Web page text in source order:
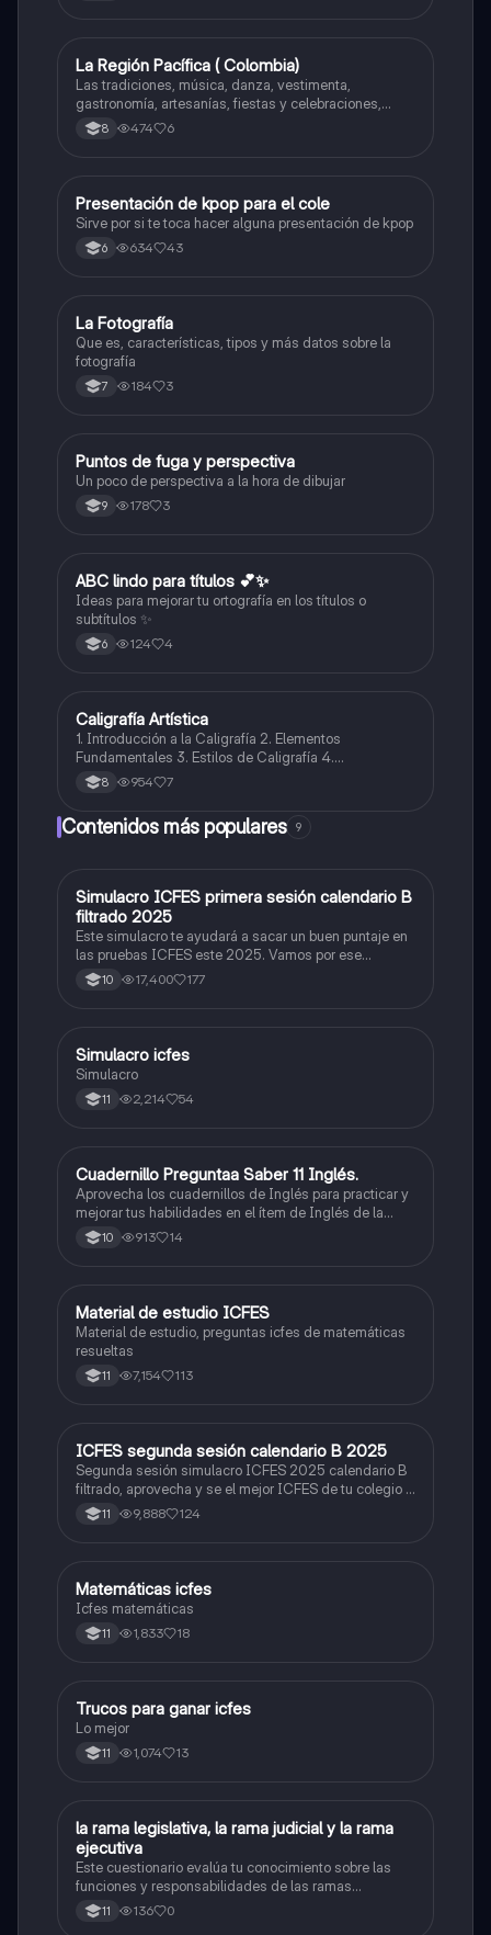
Artes
La Región Pacífica ( Colombia)
Las tradiciones, música, danza, vestimenta,
gastronomía, artesanías, fiestas y celebraciones,
medicina tradicional, ritmos e instrumentos
musicales.
8 474 6
Artes
Presentación de kpop para el cole
Sirve por si te toca hacer alguna presentación de kpop
6 634 43
Artes
La Fotografía
Que es, características, tipos y más datos sobre la
fotografía
7 184 3
Artes
Puntos de fuga y perspectiva
Un poco de perspectiva a la hora de dibujar
9 178 3
Lengua Castellana
ABC lindo para títulos 💕✨
Ideas para mejorar tu ortografía en los títulos o
subtítulos ✨
6 124 4
Artes
Caligrafía Artística
1. Introducción a la Caligrafía 2. Elementos
Fundamentales 3. Estilos de Caligrafía 4.
Herramientas y Materiales 5. Aplicaciones y Usos 6.
Técnicas y Práctica 7. Importancia Cultural y
8 954 7
Contenidos más populares 9
ICFES: Matemáticas
Simulacro ICFES primera sesión calendario B
filtrado 2025
Este simulacro te ayudará a sacar un buen puntaje en
las pruebas ICFES este 2025. Vamos por ese
500/500. Y poder ser admitido en la universidad que
quieras, estudiar la carrera que quieres y no la que te
10 17,400 177
ICFES: Lectura Crítica
Simulacro icfes
Simulacro
11 2,214 54
ICFES: Inglés
Cuadernillo Preguntaa Saber 11 Inglés.
Aprovecha los cuadernillos de Inglés para practicar y
mejorar tus habilidades en el ítem de Inglés de la
Prueba Saber 11. 🫡
10 913 14
ICFES: Matemáticas
Material de estudio ICFES
Material de estudio, preguntas icfes de matemáticas
resueltas
11 7,154 113
ICFES: Lectura Crítica
ICFES segunda sesión calendario B 2025
Segunda sesión simulacro ICFES 2025 calendario B
filtrado, aprovecha y se el mejor ICFES de tu colegio y
poder ingresar a universidad, y estudiar aquella
carrera con la que tanto sueñas.
11 9,888 124
ICFES: Matemáticas
Matemáticas icfes
Icfes matemáticas
11 1,833 18
Química
Trucos para ganar icfes
Lo mejor
11 1,074 13
LSociales/Historia
la rama legislativa, la rama judicial y la rama
ejecutiva
Este cuestionario evalúa tu conocimiento sobre las
funciones y responsabilidades de las ramas
legislativa, judicial y ejecutiva.
11 136 0